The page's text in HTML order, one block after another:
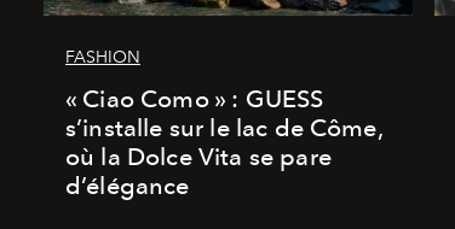
FASHION
« Ciao Como » : GUESS
s’installe sur le lac de Côme,
où la Dolce Vita se pare
d’élégance